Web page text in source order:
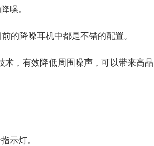
噪。
的降噪耳机中都是不错的配置。
术，有效降低周围噪声，可以带来高品
示灯。